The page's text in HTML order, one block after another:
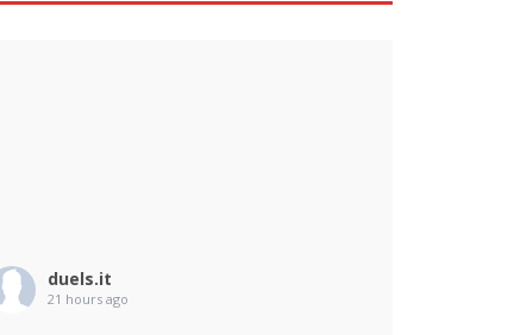
duels.it
21 hours ago